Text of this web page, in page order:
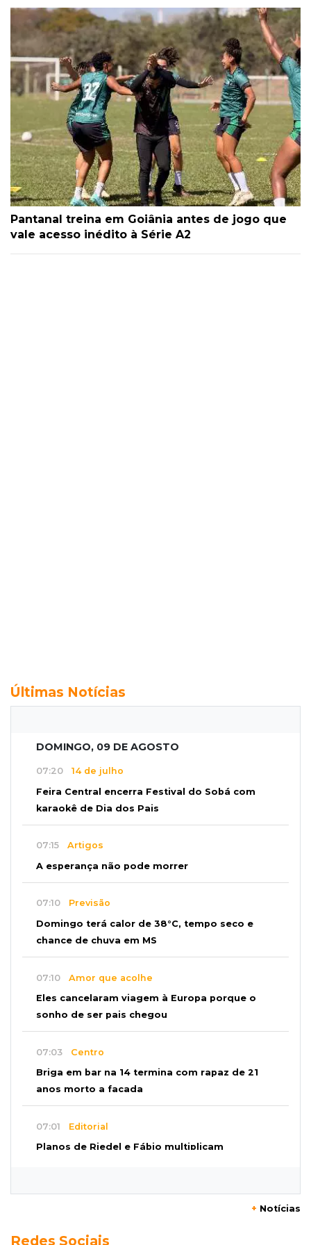
Pantanal treina em Goiânia antes de jogo que
vale acesso inédito à Série A2
Últimas Notícias
DOMINGO, 09 DE AGOSTO
07:20 14 de julho
Feira Central encerra Festival do Sobá com
karaokê de Dia dos Pais
07:15 Artigos
A esperança não pode morrer
07:10 Previsão
Domingo terá calor de 38°C, tempo seco e
chance de chuva em MS
07:10 Amor que acolhe
Eles cancelaram viagem à Europa porque o
sonho de ser pais chegou
07:03 Centro
Briga em bar na 14 termina com rapaz de 21
anos morto a facada
07:01 Editorial
Planos de Riedel e Fábio multiplicam
homenagem aos pais
+ Notícias
Redes Sociais